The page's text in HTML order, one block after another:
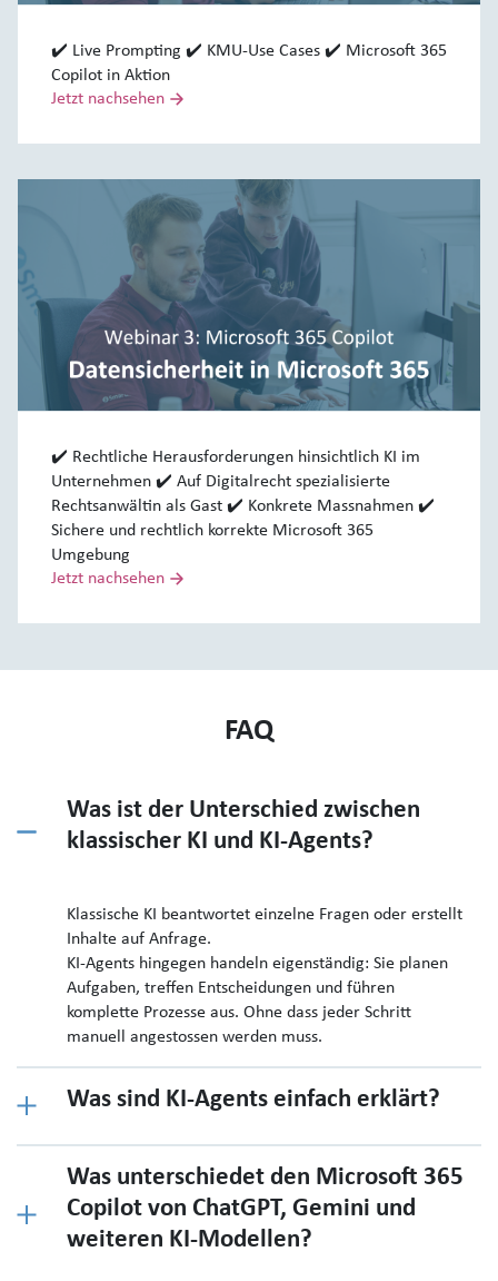
✔️ Live Prompting ✔️ KMU-Use Cases ✔️ Microsoft 365
Copilot in Aktion
Jetzt nachsehen
✔️ Rechtliche Herausforderungen hinsichtlich KI im
Unternehmen ✔️ Auf Digitalrecht spezialisierte
Rechtsanwältin als Gast ✔️ Konkrete Massnahmen ✔️
Sichere und rechtlich korrekte Microsoft 365
Umgebung
Jetzt nachsehen
FAQ
Was ist der Unterschied zwischen
klassischer KI und KI-Agents?
Klassische KI beantwortet einzelne Fragen oder erstellt
Inhalte auf Anfrage.
KI-Agents hingegen handeln eigenständig: Sie planen
Aufgaben, treffen Entscheidungen und führen
komplette Prozesse aus. Ohne dass jeder Schritt
manuell angestossen werden muss.
Was sind KI-Agents einfach erklärt?
Was unterschiedet den Microsoft 365
Copilot von ChatGPT, Gemini und
weiteren KI-Modellen?